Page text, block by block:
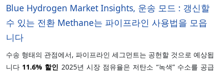
Blue Hydrogen Market Insights, 운송 모드 : 갱신할
수 있는 전환 Methane는 파이프라인 사용법을 모읍
니다
수송 형태의 관점에서, 파이프라인 세그먼트는 공헌할 것으로 예상됩
니다 11.6% 할인 2025년 시장 점유율은 저탄소 “녹색” 수소를 공급